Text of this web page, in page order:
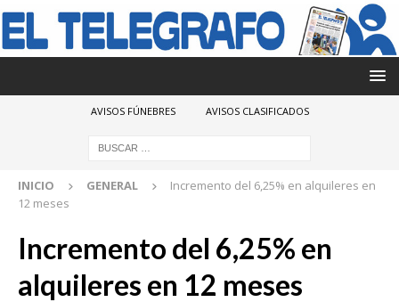
AVISOS FÚNEBRES AVISOS CLASIFICADOS
INICIO GENERAL
Incremento del 6,25% en alquileres en
12 meses
Incremento del 6,25% en
alquileres en 12 meses